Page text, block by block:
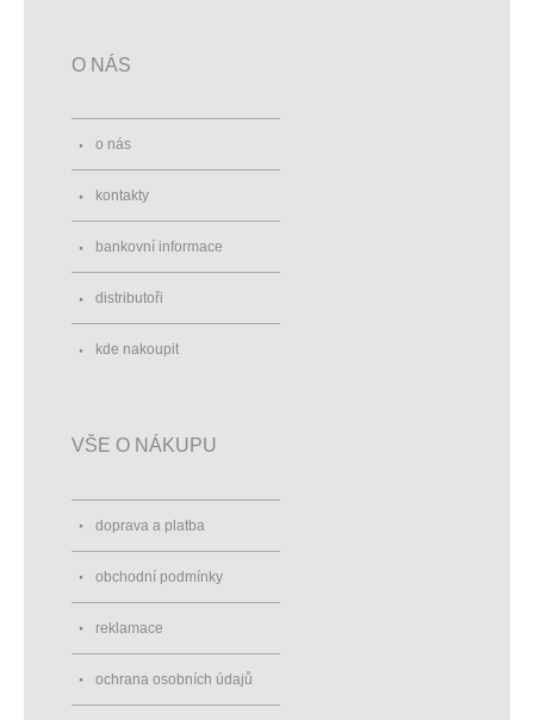
O NÁS
o nás
kontakty
bankovní informace
distributoři
kde nakoupit
VŠE O NÁKUPU
doprava a platba
obchodní podmínky
reklamace
ochrana osobních údajů